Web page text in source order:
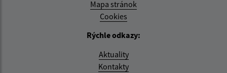
Mapa stránok
Cookies
Rýchle odkazy:
Aktuality
Kontakty